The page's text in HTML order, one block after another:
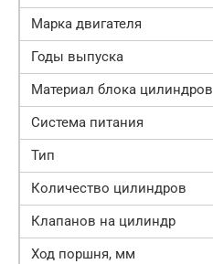
Марка двигателя
Годы выпуска
Материал блока цилиндров
Система питания
Тип
Количество цилиндров
Клапанов на цилиндр
Ход поршня, мм